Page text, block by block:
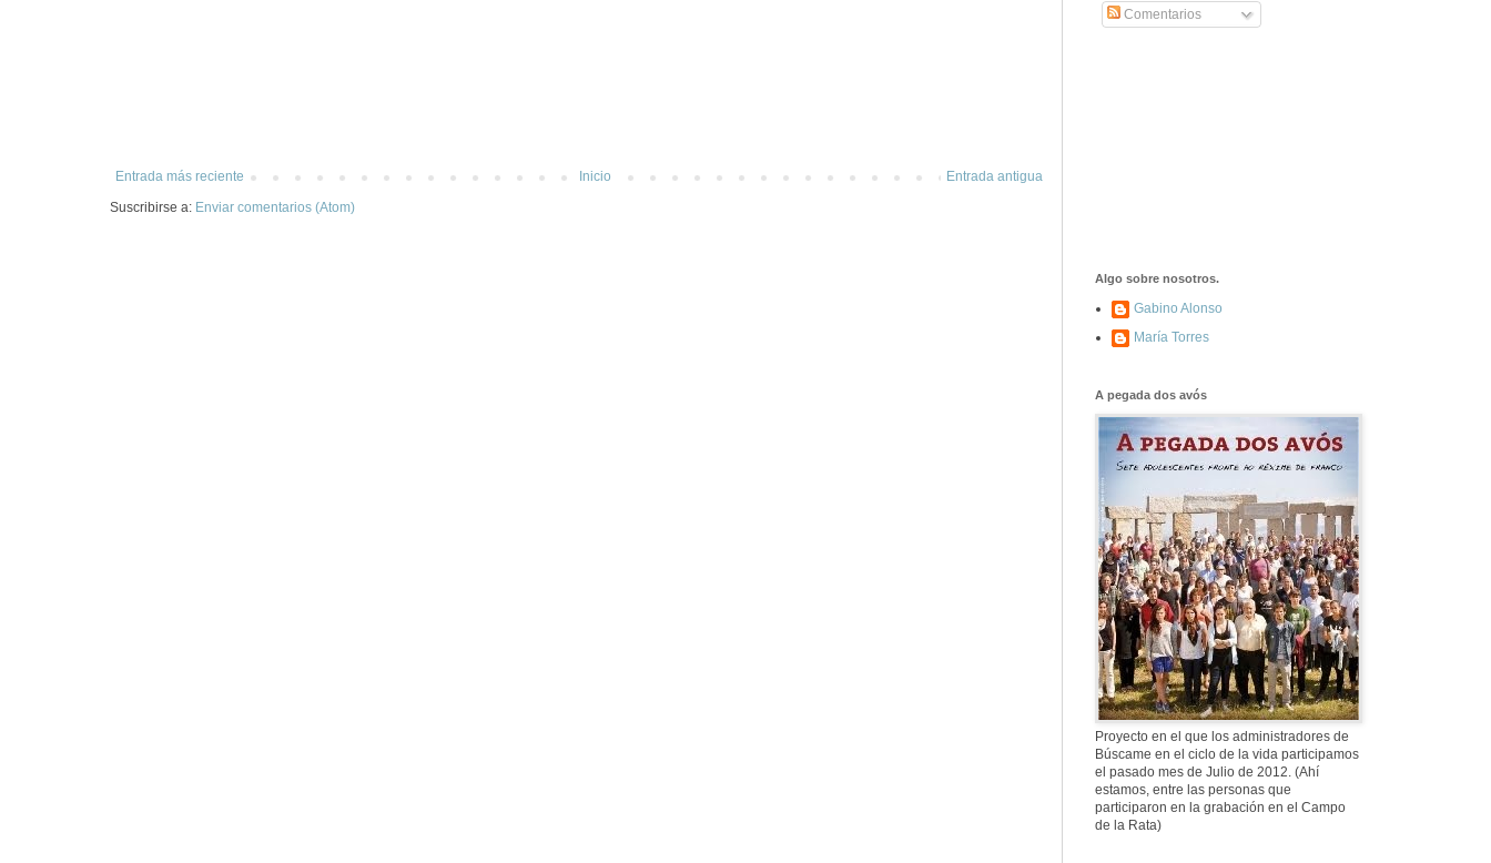
Entrada más reciente Entrada antigua
Inicio
Suscribirse a: Enviar comentarios (Atom)
577. Nos fusilaron
fusilaron mal
307. Vuestros
nombres no se han
borrado en la
Historia
Comentarios
Algo sobre nosotros.
Gabino Alonso
María Torres
A pegada dos avós
Proyecto en el que los administradores de
Búscame en el ciclo de la vida participamos
el pasado mes de Julio de 2012. (Ahí
estamos, entre las personas que
participaron en la grabación en el Campo
de la Rata)